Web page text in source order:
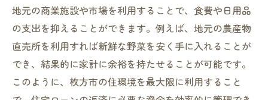
地元の商業施設や市場を利用することで、食費や日用品
の支出を抑えることができます。例えば、地元の農産物
直売所を利用すれば新鮮な野菜を安く手に入れることが
でき、結果的に家計に余裕を持たせることが可能です。
このように、枚方市の住環境を最大限に利用すること